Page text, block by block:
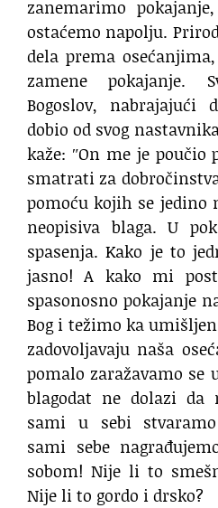
zanemarimo
ostaćemo napolju.
dela prema
zamene pokajanje.
Bogoslov, nabrajajući
dobio od svog
kaže: ʺOn me je poučio
smatrati za
pomoću kojih se jedino
neopisiva blaga. U
spasenja. Kako je to
jasno! A kako mi
spasonosno pokajanje
Bog i težimo ka
zadovoljavaju naša
pomalo zaražavamo se
blagodat ne dolazi da
sami u sebi
sami sebe
sobom! Nije li to
Nije li to gordo i drsko?